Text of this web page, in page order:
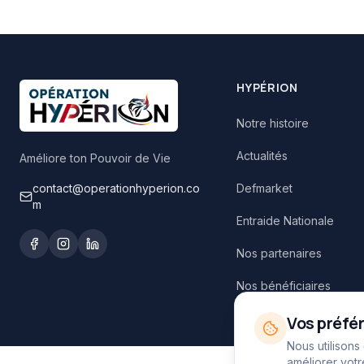
Améliore ton Pouvoir de Vie
contact@operationhyperion.co
m
HYPÉRION
Notre histoire
Actualités
Defmarket
Entraide Nationale
Nos partenaires
Nos bénéficiaires
Vos
Nous